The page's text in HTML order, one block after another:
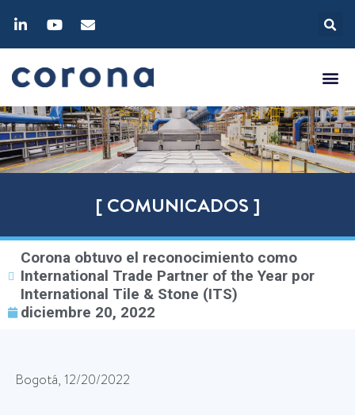
[ COMUNICADOS ]
Corona obtuvo el reconocimiento como
International Trade Partner of the Year por
International Tile & Stone (ITS)
diciembre 20, 2022
Bogotá, 12/20/2022